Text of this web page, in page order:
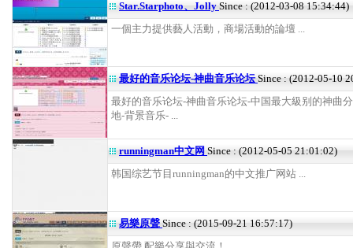
Star.Starphoto、Jolly Since : (2012-03-08 15:34:44)
一個主力提供藝人活動，商場活動的論壇 ...
最好的音乐论坛-神曲音乐论坛Since : (2012-05-10
最好的音乐论坛-神曲音乐论坛-中国最大級别的神曲
地-背景音乐- ...
runningman中文网 Since : (2012-05-05 21:01:02)
韩国综艺节目runningman的中文推广网站 ...
易樂原聲 Since : (2015-09-21 16:57:17)